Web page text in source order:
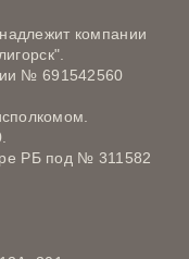
компании
№ 691542560
РБ под № 311582